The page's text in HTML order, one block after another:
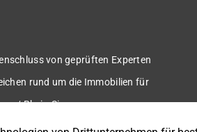
von geprüften Experten
rund um die Immobilien für
/ Rhein-Sieg.